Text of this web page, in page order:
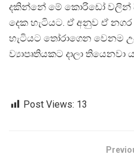
දකින්නේ මේ කොරිඩෝ වලින්
දෙක හැටියට. ඒ අනුව ඒ නගර
හැටියට තෝරාගෙන වෙනම
ව්‍යාපෘතියකට දාලා තියෙනවා
Post Views: 13